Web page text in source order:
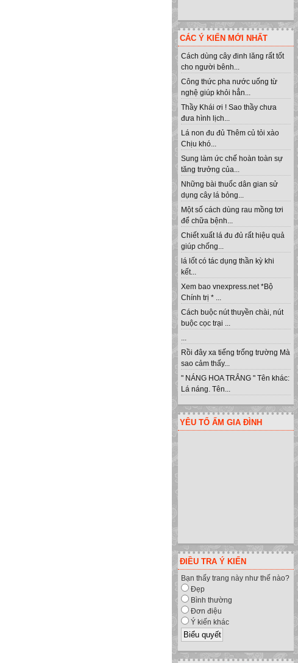
CÁC Ý KIẾN MỚI NHẤT
Cách dùng cây đinh lăng rất tốt
cho người bênh...
Công thức pha nước uống từ
nghệ giúp khỏi hẳn...
Thầy Khái ơi ! Sao thầy chưa
đưa hình lịch...
Lá non đu đủ Thêm củ tỏi xào
Chịu khó...
Sung làm ức chế hoàn toàn sự
tăng trưởng của...
Những bài thuốc dân gian sử
dụng cây lá bỏng...
Một số cách dùng rau mồng tơi
để chữa bệnh...
Chiết xuất lá đu đủ rất hiệu quả
giúp chống...
lá lốt có tác dụng thần kỳ khi
kết...
Xem bao vnexpress.net *Bộ
Chính trị * ...
Cách buộc nút thuyền chài, nút
buộc cọc trại ...
...
Rồi đây xa tiếng trống trường Mà
sao cảm thấy...
" NÁNG HOA TRẮNG " Tên khác:
Lá náng. Tên...
YÊU TỔ ẤM GIA ĐÌNH
ĐIỀU TRA Ý KIẾN
Bạn thấy trang này như thế nào?
Đẹp
Bình thường
Đơn điệu
Ý kiến khác